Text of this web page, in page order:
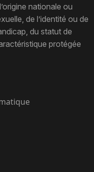
nationale ou
de l’identité ou de
du statut de
protégée